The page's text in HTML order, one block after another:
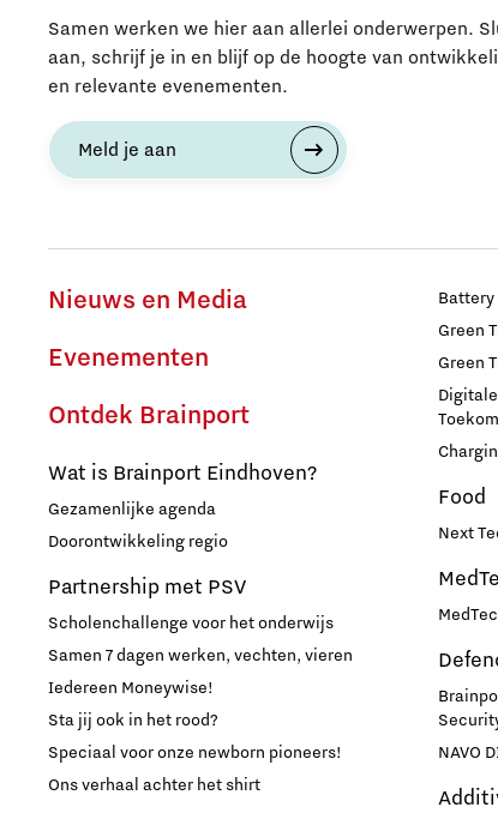
Samen werken we hier aan allerlei onderwerpen.
aan, schrijf je in en blijf op de hoogte van
en relevante evenementen.
Meld je aan
Nieuws en Media
Evenementen
Ontdek Brainport
Wat is Brainport Eindhoven?
Gezamenlijke agenda
Doorontwikkeling regio
Partnership met PSV
Scholenchallenge voor het onderwijs
Samen 7 dagen werken, vechten, vieren
Iedereen Moneywise!
Sta jij ook in het rood?
Speciaal voor onze newborn pioneers!
Ons verhaal achter het shirt
Battery
Green
Green
Food
Next
NAVO